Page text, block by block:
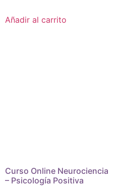
Añadir al carrito
Curso Online Neurociencia
– Psicología Positiva